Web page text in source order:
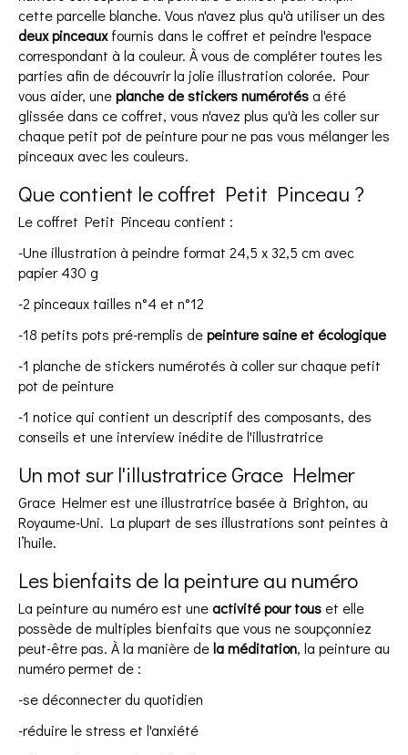
cette parcelle blanche. Vous n'avez plus qu'à utiliser un des
deux pinceauxfournis dans le coffret et peindre l'espace
correspondant à la couleur. À vous de compléter toutes les
parties afin de découvrir la jolie illustration colorée. Pour
vous aider, uneplanche de stickers numérotés a été
glissée dans ce coffret, vous n'avez plus qu'à les coller sur
chaque petit pot de peinture pour ne pas vous mélanger les
pinceaux avec les couleurs.
Que contient le coffret Petit Pinceau ?
Le coffret Petit Pinceau contient :
-Une illustration à peindre format 24,5 x 32,5 cm avec
papier 430 g
-2 pinceaux tailles n°4 et n°12
-18 petits pots pré-remplis depeinture saine et écologique
-1 planche de stickers numérotés à coller sur chaque petit
pot de peinture
-1 notice qui contient un descriptif des composants, des
conseils et une interview inédite de l'illustratrice
Un mot sur l'illustratrice Grace Helmer
Grace Helmer est une illustratrice basée à Brighton, au
Royaume-Uni. La plupart de ses illustrations sont peintes à
l’huile.
Les bienfaits de la peinture au numéro
La peinture au numéro est uneactivité pour tous et elle
possède de multiples bienfaits que vous ne soupçonniez
peut-être pas. À la manière dela méditation, la peinture au
numéro permet de :
-se déconnecter du quotidien
-réduire le stress et l'anxiété